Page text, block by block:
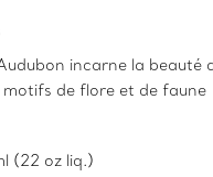
incarne la beauté
de flore et de faune
Cet ensemble de deux
gravé chimiquement à
(22 oz liq.)